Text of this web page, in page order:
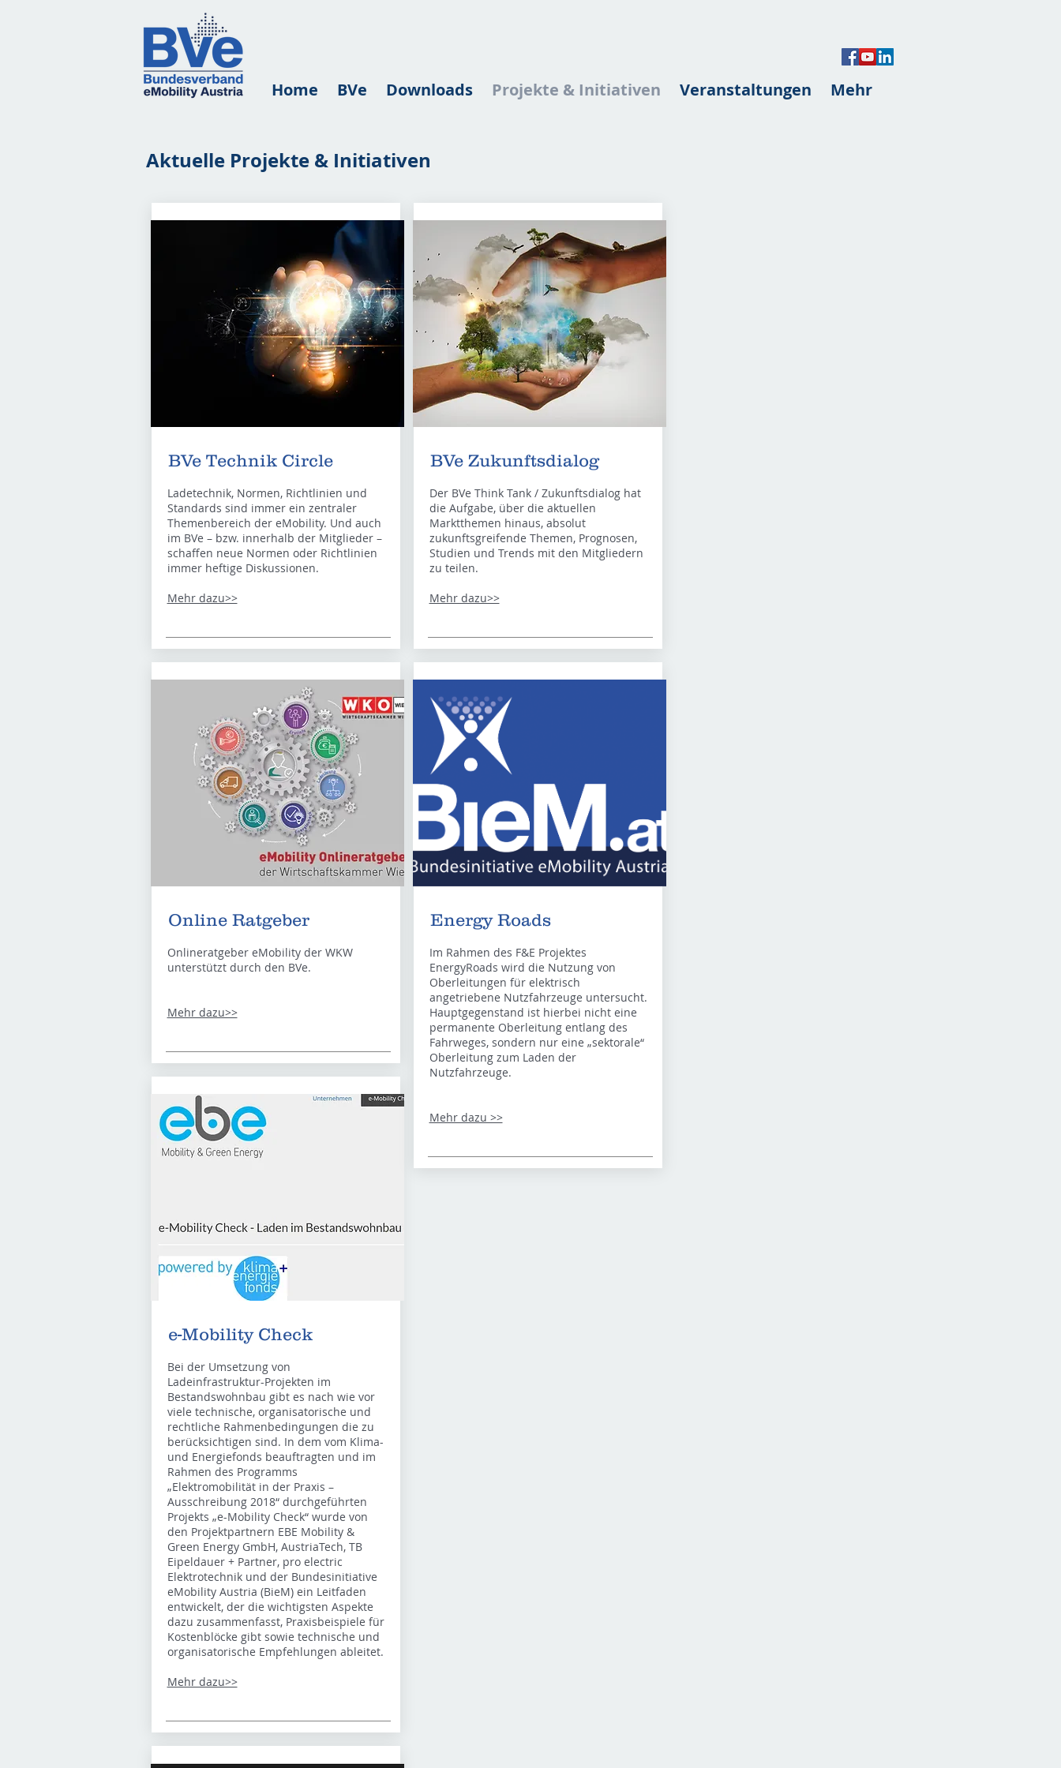
Home BVe Downloads Projekte & Initiativen Veranstaltungen Mehr
Aktuelle Projekte & Initiativen
BVe Technik Circle
Ladetechnik, Normen, Richtlinien und
Standards sind immer ein zentraler
Themenbereich der eMobility. Und auch
im BVe – bzw. innerhalb der Mitglieder –
schaffen neue Normen oder Richtlinien
immer heftige Diskussionen.
Mehr dazu>>
Online Ratgeber
Onlineratgeber eMobility der WKW
unterstützt durch den BVe.
Mehr dazu>>
e-Mobility Check
Bei der Umsetzung von
Ladeinfrastruktur-Projekten im
Bestandswohnbau gibt es nach wie vor
viele technische, organisatorische und
rechtliche Rahmenbedingungen die zu
berücksichtigen sind. In dem vom Klima-
und Energiefonds beauftragten und im
Rahmen des Programms
„Elektromobilität in der Praxis –
Ausschreibung 2018“ durchgeführten
Projekts „e-Mobility Check“ wurde von
den Projektpartnern EBE Mobility &
Green Energy GmbH, AustriaTech, TB
Eipeldauer + Partner, pro electric
Elektrotechnik und der Bundesinitiative
eMobility Austria (BieM) ein Leitfaden
entwickelt, der die wichtigsten Aspekte
dazu zusammenfasst, Praxisbeispiele für
Kostenblöcke gibt sowie technische und
organisatorische Empfehlungen ableitet.
Mehr dazu>>
BVe Zukunftsdialog
Der BVe Think Tank / Zukunftsdialog hat
die Aufgabe, über die aktuellen
Marktthemen hinaus, absolut
zukunftsgreifende Themen, Prognosen,
Studien und Trends mit den Mitgliedern
zu teilen.
Mehr dazu>>
Energy Roads
Im Rahmen des F&E Projektes
EnergyRoads wird die Nutzung von
Oberleitungen für elektrisch
angetriebene Nutzfahrzeuge untersucht.
Hauptgegenstand ist hierbei nicht eine
permanente Oberleitung entlang des
Fahrweges, sondern nur eine „sektorale“
Oberleitung zum Laden der
Nutzfahrzeuge.
Mehr dazu >>